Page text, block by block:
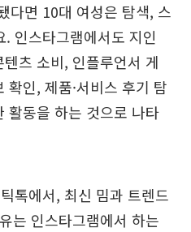
다면 10대 여성은 탐색, 스
인스타그램에서도 지인
츠 소비, 인플루언서 게
인, 제품·서비스 후기 탐
활동을 하는 것으로 나타
톡에서, 최신 밈과 트렌드
는 인스타그램에서 하는